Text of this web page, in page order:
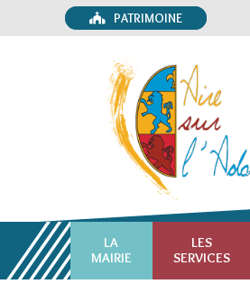
PATRIMOINE
LA
MAIRIE
LES
SERVICES